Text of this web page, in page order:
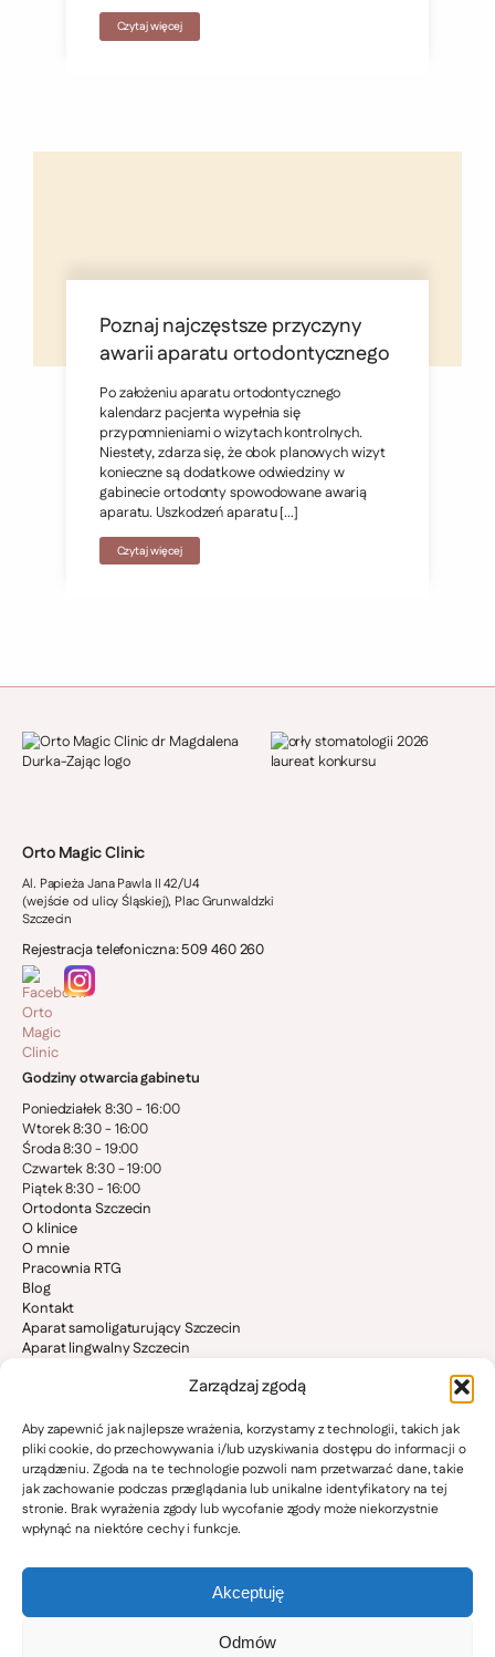
Zarządzaj zgodą
Aby zapewnić jak najlepsze wrażenia, korzystamy z technologii, takich jak
pliki cookie, do przechowywania i/lub uzyskiwania dostępu do informacji o
urządzeniu. Zgoda na te technologie pozwoli nam przetwarzać dane, takie
jak zachowanie podczas przeglądania lub unikalne identyfikatory na tej
stronie. Brak wyrażenia zgody lub wycofanie zgody może niekorzystnie
wpłynąć na niektóre cechy i funkcje.
Akceptuję
Odmów
Czytaj więcej
Poznaj najczęstsze przyczyny
awarii aparatu ortodontycznego
Po założeniu aparatu ortodontycznego
kalendarz pacjenta wypełnia się
przypomnieniami o wizytach kontrolnych.
Niestety, zdarza się, że obok planowych wizyt
konieczne są dodatkowe odwiedziny w
gabinecie ortodonty spowodowane awarią
aparatu. Uszkodzeń aparatu […]
Czytaj więcej
Orto Magic Clinic
Al. Papieża Jana Pawla II 42/U4
(wejście od ulicy Śląskiej), Plac Grunwaldzki
Szczecin
Rejestracja telefoniczna: 509 460 260
Godziny otwarcia gabinetu
Poniedziałek 8:30 - 16:00
Wtorek 8:30 - 16:00
Środa 8:30 - 19:00
Czwartek 8:30 - 19:00
Piątek 8:30 - 16:00
Ortodonta Szczecin
O klinice
O mnie
Pracownia RTG
Blog
Kontakt
Aparat samoligaturujący Szczecin
Aparat lingwalny Szczecin
Bruksizm i stawy skroniowo-żuchwowe
Ortodonta Stargard
Ortodonta Goleniów
Ortodonta Police
Ortodonta Pyrzyce
Ortodonta Gryfino
Ortodonta Kamień Pomorski